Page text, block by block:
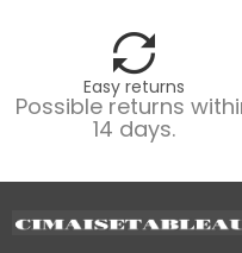
Easy returns
Possible returns
14 days.